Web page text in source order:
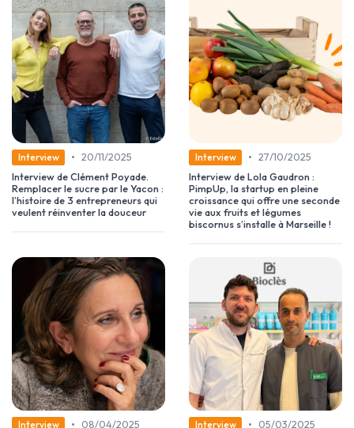
Interview • 20/11/2025
Interview de Clément Poyade.
Remplacer le sucre par le Yacon :
l’histoire de 3 entrepreneurs qui
veulent réinventer la douceur
Interview • 27/10/2025
Interview de Lola Gaudron :
PimpUp, la startup en pleine
croissance qui offre une seconde
vie aux fruits et légumes
biscornus s’installe à Marseille !
Interview •
08/04/2025
Interview •
05/03/2025